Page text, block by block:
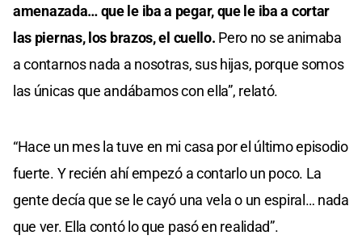
amenazada… que le iba a pegar, que le iba a cortar
las piernas, los brazos, el cuello. Pero no se animaba
a contarnos nada a nosotras, sus hijas, porque somos
las únicas que andábamos con ella”, relató.
“Hace un mes la tuve en mi casa por el último episodio
fuerte. Y recién ahí empezó a contarlo un poco. La
gente decía que se le cayó una vela o un espiral… nada
que ver. Ella contó lo que pasó en realidad”.